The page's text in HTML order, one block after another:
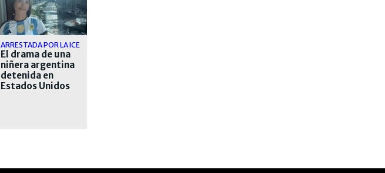
ARRESTADA POR LA ICE
El drama de una
niñera argentina
detenida en
Estados Unidos